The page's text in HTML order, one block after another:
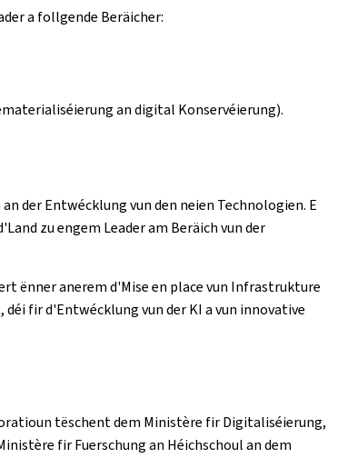
a follgende Beräicher:
an digital Konservéierung).
der Entwécklung vun den neien Technologien. E
zu engem Leader am Beräich vun der
ënner anerem d'Mise en place vun Infrastrukture
, déi fir d'Entwécklung vun der KI a vun innovative
tëschent dem Ministère fir Digitaliséierung,
fir Fuerschung an Héichschoul an dem